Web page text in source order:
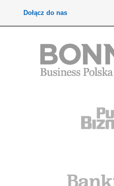
Dołącz do nas